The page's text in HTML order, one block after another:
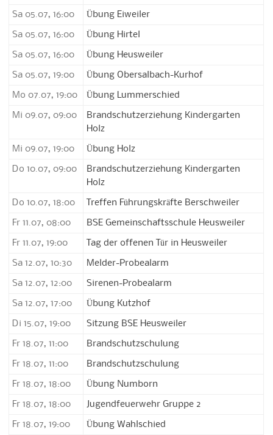
Sa 05.07, 16:00 Übung Eiweiler
Sa 05.07, 16:00 Übung Hirtel
Sa 05.07, 16:00 Übung Heusweiler
Sa 05.07, 19:00 Übung Obersalbach-Kurhof
Mo 07.07, 19:00 Übung Lummerschied
Mi 09.07, 09:00
Brandschutzerziehung Kindergarten
Holz
Mi 09.07, 19:00 Übung Holz
Do 10.07, 09:00
Brandschutzerziehung Kindergarten
Holz
Do 10.07, 18:00 Treffen Führungskräfte Berschweiler
Fr 11.07, 08:00 BSE Gemeinschaftsschule Heusweiler
Fr 11.07, 19:00 Tag der offenen Tür in Heusweiler
Sa 12.07, 10:30 Melder-Probealarm
Sa 12.07, 12:00 Sirenen-Probealarm
Sa 12.07, 17:00 Übung Kutzhof
Di 15.07, 19:00 Sitzung BSE Heusweiler
Fr 18.07, 11:00 Brandschutzschulung
Fr 18.07, 11:00 Brandschutzschulung
Fr 18.07, 18:00 Übung Numborn
Fr 18.07, 18:00 Jugendfeuerwehr Gruppe 2
Fr 18.07, 19:00 Übung Wahlschied